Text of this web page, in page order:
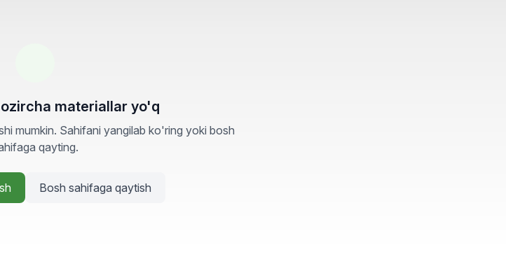
materiallar yo'q
mumkin. Sahifani yangilab ko'ring yoki bosh
qayting.
Bosh sahifaga qaytish